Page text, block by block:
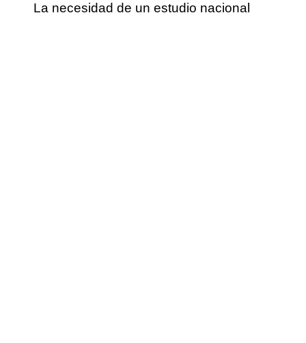
La necesidad de un estudio nacional